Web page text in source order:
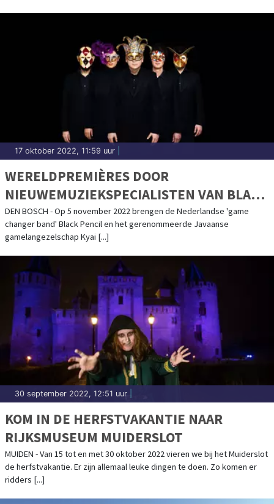
17 oktober 2022, 11:59 uur
WERELDPREMIÈRES DOOR
NIEUWEMUZIEKSPECIALISTEN VAN BLACK
PENCIL EN GAMELAN-ENSEMBLE KYAI
FATAHILLAH
DEN BOSCH - Op 5 november 2022 brengen de Nederlandse 'game
changer band' Black Pencil en het gerenommeerde Javaanse
gamelangezelschap Kyai [...]
30 september 2022, 12:51 uur
KOM IN DE HERFSTVAKANTIE NAAR
RIJKSMUSEUM MUIDERSLOT
MUIDEN - Van 15 tot en met 30 oktober 2022 vieren we bij het Muiderslot
de herfstvakantie. Er zijn allemaal leuke dingen te doen. Zo komen er
ridders [...]